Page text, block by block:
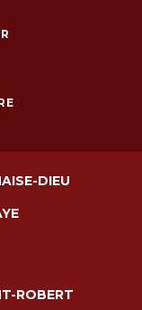
DIEU
ROBERT